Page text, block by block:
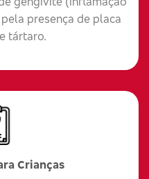
presença de placa
tártaro.
Crianças